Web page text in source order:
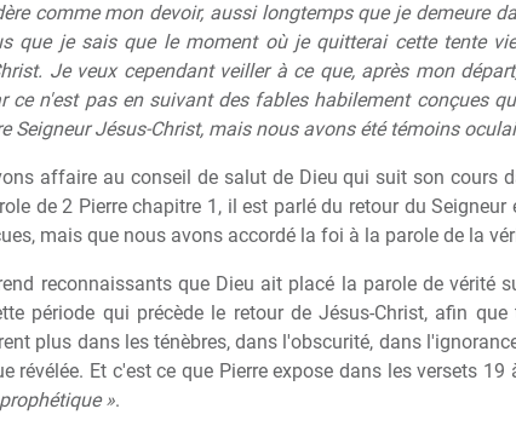
comme mon devoir, aussi longtemps que je demeure
que je sais que le moment où je quitterai cette tente
Je veux cependant veiller à ce que, après mon
ce n'est pas en suivant des fables habilement conçues
Seigneur Jésus-Christ, mais nous avons été témoins
affaire au conseil de salut de Dieu qui suit son cours
de 2 Pierre chapitre 1, il est parlé du retour du
mais que nous avons accordé la foi à la parole de la
reconnaissants que Dieu ait placé la parole de vérité
période qui précède le retour de Jésus-Christ, afin
plus dans les ténèbres, dans l'obscurité, dans
révélée. Et c'est ce que Pierre expose dans les versets 19
».